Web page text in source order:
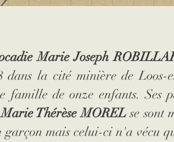
Marie Joseph
dans la cité minière de Loos-
famille de onze enfants. Ses
Marie Thérèse MOREL se sont
garçon mais celui-ci n'a vécu